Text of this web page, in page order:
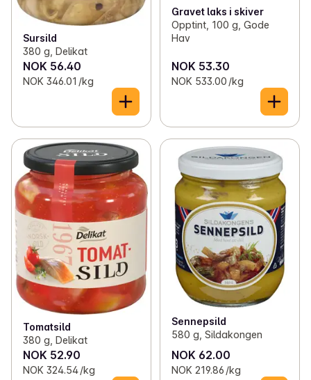
Sursild
380 g, Delikat
NOK 56.40
NOK 346.01 /kg
Gravet laks i skiver
Opptint, 100 g, Gode
Hav
NOK 53.30
NOK 533.00 /kg
Tomatsild
380 g, Delikat
NOK 52.90
NOK 324.54 /kg
Sennepsild
580 g, Sildakongen
NOK 62.00
NOK 219.86 /kg